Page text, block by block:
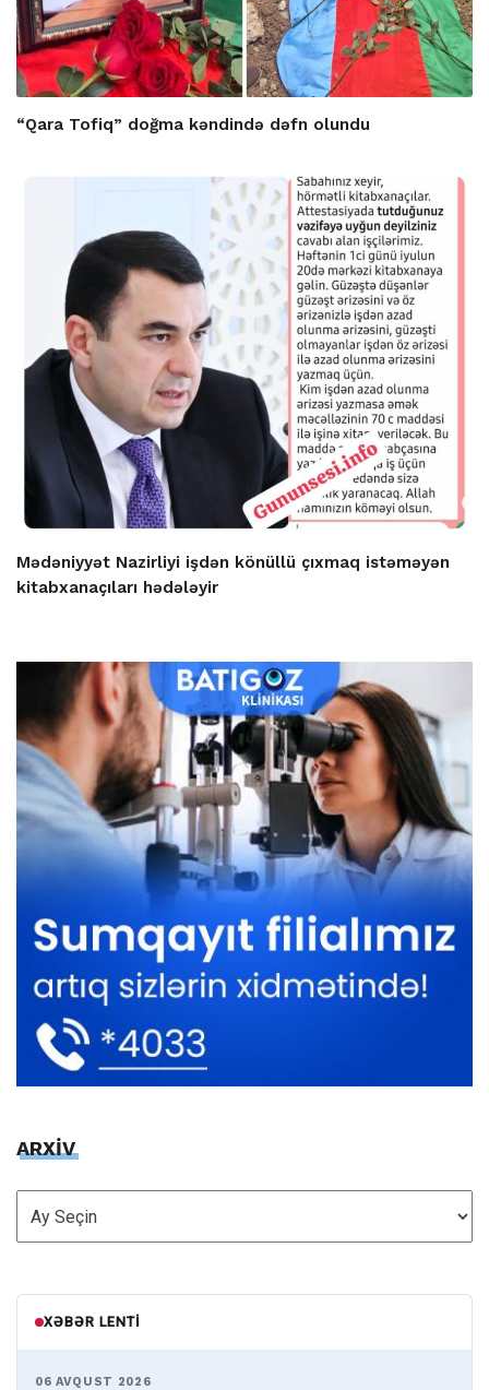
“Qara Tofiq” doğma kəndində dəfn olundu
Mədəniyyət Nazirliyi işdən könüllü çıxmaq istəməyən
kitabxanaçıları hədələyir
ARXİV
ARXİV
XƏBƏR LENTI
06 AVQUST 2026